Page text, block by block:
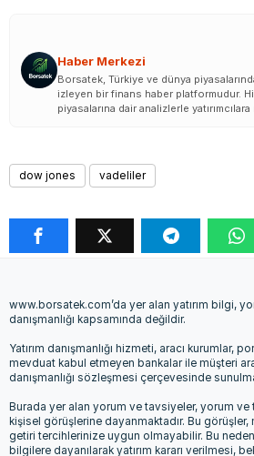
Haber Merkezi
Borsatek, Türkiye ve dünya
izleyen bir finans haber platformudur.
piyasalarına dair analizlerle
dow jones vadeliler
www.borsatek.com’da yer alan yatırım bilgi,
danışmanlığı kapsamında değildir.
Yatırım danışmanlığı hizmeti, aracı kurumlar,
mevduat kabul etmeyen bankalar ile müşteri
danışmanlığı sözleşmesi çerçevesinde
Burada yer alan yorum ve tavsiyeler, yorum ve
kişisel görüşlerine dayanmaktadır. Bu
getiri tercihlerinize uygun olmayabilir. Bu
bilgilere dayanılarak yatırım kararı verilmesi,